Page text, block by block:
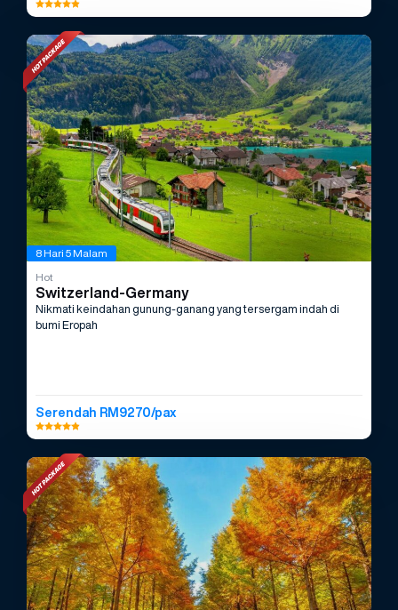
8 Hari 5 Malam
Hot
Switzerland-Germany
Nikmati keindahan gunung-ganang yang tersergam indah di
bumi Eropah
Serendah RM9270/pax